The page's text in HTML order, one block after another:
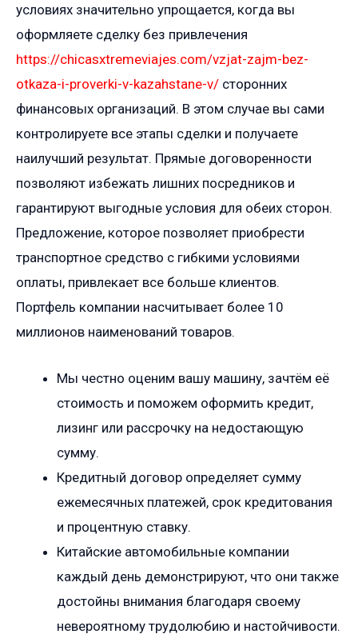
условиях значительно упрощается, когда вы
оформляете сделку без привлечения
https://chicasxtremeviajes.com/vzjat-zajm-bez-
otkaza-i-proverki-v-kazahstane-v/ сторонних
финансовых организаций. В этом случае вы сами
контролируете все этапы сделки и получаете
наилучший результат. Прямые договоренности
позволяют избежать лишних посредников и
гарантируют выгодные условия для обеих сторон.
Предложение, которое позволяет приобрести
транспортное средство с гибкими условиями
оплаты, привлекает все больше клиентов.
Портфель компании насчитывает более 10
миллионов наименований товаров.
Мы честно оценим вашу машину, зачтём её
стоимость и поможем оформить кредит,
лизинг или рассрочку на недостающую
сумму.
Кредитный договор определяет сумму
ежемесячных платежей, срок кредитования
и процентную ставку.
Китайские автомобильные компании
каждый день демонстрируют, что они также
достойны внимания благодаря своему
невероятному трудолюбию и настойчивости.